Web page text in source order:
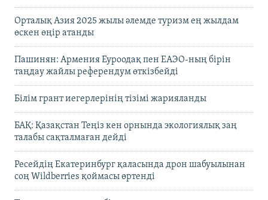
Орталық Азия 2025 жылы әлемде туризм ең жылдам
өскен өңір атанды
Пашинян: Армения Еуроодақ пен ЕАЭО-ның бірін
таңдау жайлы референдум өткізбейді
Білім грант иегерлерінің тізімі жарияланды
БАҚ: Қазақстан Теңіз кен орнында экологиялық заң
талабы сақталмаған дейді
Ресейдің Екатеринбург қаласында дрон шабуылынан
соң Wildberries қоймасы өртенді